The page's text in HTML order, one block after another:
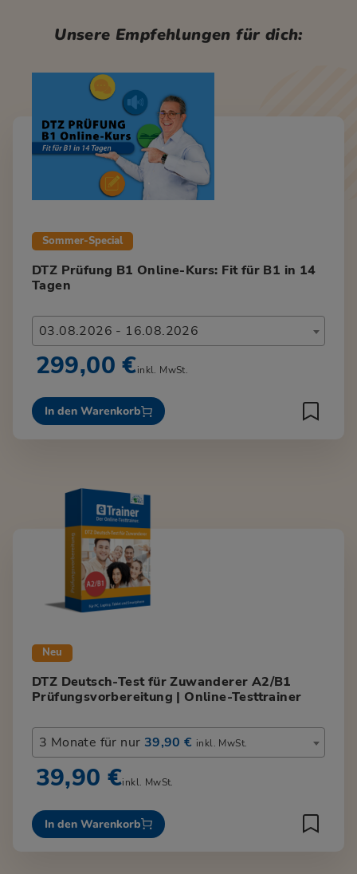
Unsere Empfehlungen für dich:
Sommer-Special
DTZ Prüfung B1 Online-Kurs: Fit für B1 in 14
Tagen
03.08.2026 - 16.08.2026
299,00 €inkl. MwSt.
In den Warenkorb
Neu
DTZ Deutsch-Test für Zuwanderer A2/B1
Prüfungsvorbereitung | Online-Testtrainer
3 Monate für nur 39,90 € inkl. MwSt.
39,90 €inkl. MwSt.
In den Warenkorb